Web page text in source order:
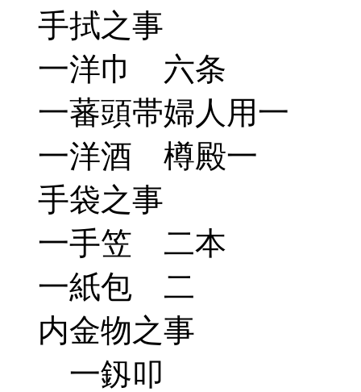
手拭之事
一洋巾 六条
一蕃頭帯婦人用一
一洋酒 樽殿一
手袋之事
一手笠 二本
一紙包 二
内金物之事
一釼叩